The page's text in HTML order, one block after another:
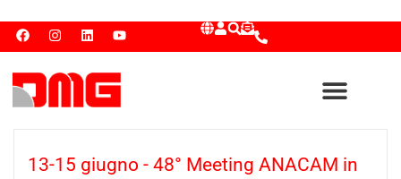
13-15 giugno - 48° Meeting ANACAM in